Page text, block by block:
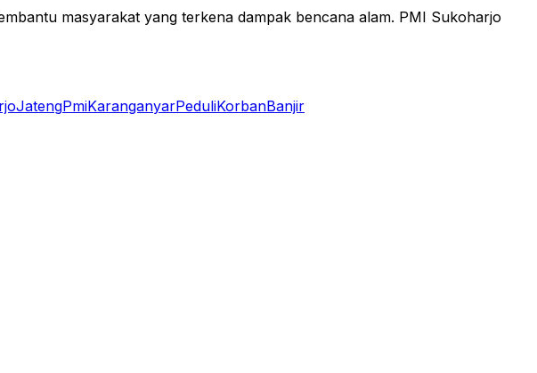
masyarakat yang terkena dampak bencana alam. PMI Sukoharjo
JatengPmiKaranganyarPeduliKorbanBanjir